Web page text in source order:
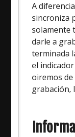
A
sincroniza
solamente
darle a
terminada
el
oiremos
grabación,